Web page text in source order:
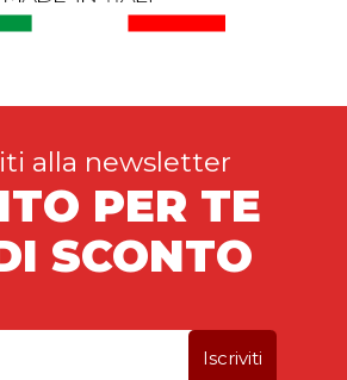
alla newsletter
PER TE
SCONTO